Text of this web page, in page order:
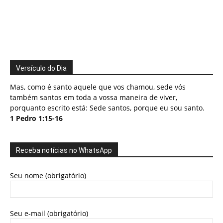
Versículo do Dia
Mas, como é santo aquele que vos chamou, sede vós
também santos em toda a vossa maneira de viver,
porquanto escrito está: Sede santos, porque eu sou santo.
1 Pedro 1:15-16
Receba notícias no WhatsApp
Seu nome (obrigatório)
Seu e-mail (obrigatório)